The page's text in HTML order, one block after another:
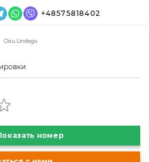
+48575818402
Clou Lindego
номер